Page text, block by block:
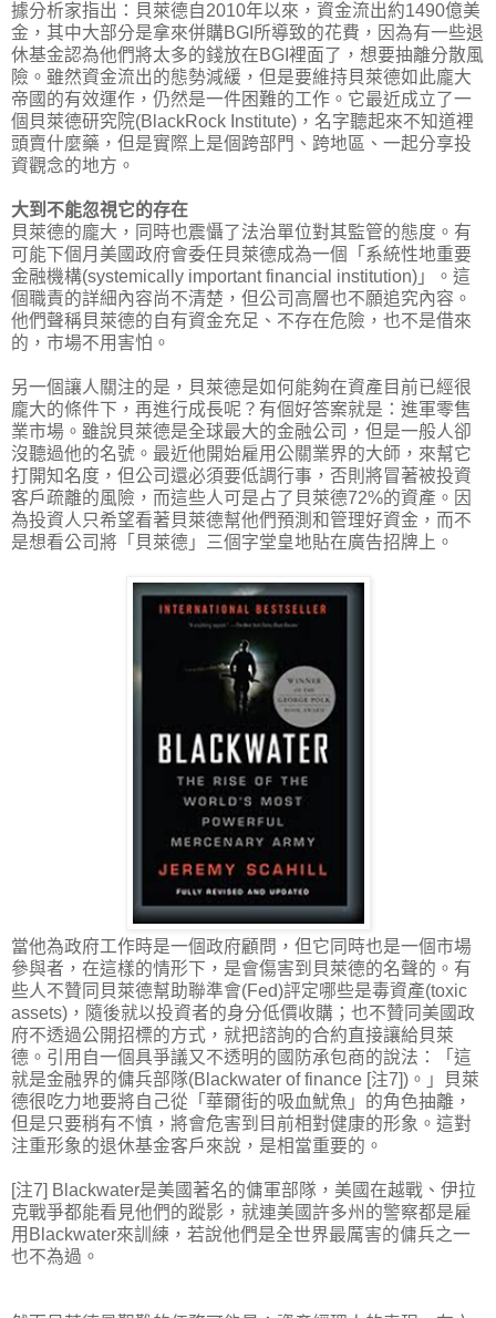
據分析家指出：貝萊德自2010年以來，資金流出約1490億美
金，其中大部分是拿來併購BGI所導致的花費，因為有一些退
休基金認為他們將太多的錢放在BGI裡面了，想要抽離分散風
險。雖然資金流出的態勢減緩，但是要維持貝萊德如此龐大
帝國的有效運作，仍然是一件困難的工作。它最近成立了一
個貝萊德研究院(BlackRock Institute)，名字聽起來不知道裡
頭賣什麼藥，但是實際上是個跨部門、跨地區、一起分享投
資觀念的地方。
大到不能忽視它的存在
貝萊德的龐大，同時也震懾了法治單位對其監管的態度。有
可能下個月美國政府會委任貝萊德成為一個「系統性地重要
金融機構(systemically important financial institution)」。這
個職責的詳細內容尚不清楚，但公司高層也不願追究內容。
他們聲稱貝萊德的自有資金充足、不存在危險，也不是借來
的，市場不用害怕。
另一個讓人關注的是，貝萊德是如何能夠在資產目前已經很
龐大的條件下，再進行成長呢？有個好答案就是：進軍零售
業市場。雖說貝萊德是全球最大的金融公司，但是一般人卻
沒聽過他的名號。最近他開始雇用公關業界的大師，來幫它
打開知名度，但公司還必須要低調行事，否則將冒著被投資
客戶疏離的風險，而這些人可是占了貝萊德72%的資產。因
為投資人只希望看著貝萊德幫他們預測和管理好資金，而不
是想看公司將「貝萊德」三個字堂皇地貼在廣告招牌上。
當他為政府工作時是一個政府顧問，但它同時也是一個市場
參與者，在這樣的情形下，是會傷害到貝萊德的名聲的。有
些人不贊同貝萊德幫助聯準會(Fed)評定哪些是毒資產(toxic
assets)，隨後就以投資者的身分低價收購；也不贊同美國政
府不透過公開招標的方式，就把諮詢的合約直接讓給貝萊
德。引用自一個具爭議又不透明的國防承包商的說法：「這
就是金融界的傭兵部隊(Blackwater of finance [注7])。」貝萊
德很吃力地要將自己從「華爾街的吸血魷魚」的角色抽離，
但是只要稍有不慎，將會危害到目前相對健康的形象。這對
注重形象的退休基金客戶來說，是相當重要的。
[注7] Blackwater是美國著名的傭軍部隊，美國在越戰、伊拉
克戰爭都能看見他們的蹤影，就連美國許多州的警察都是雇
用Blackwater來訓練，若說他們是全世界最厲害的傭兵之一
也不為過。